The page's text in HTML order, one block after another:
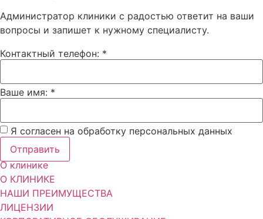
Администратор клиники с радостью ответит на ваши
вопросы и запишет к нужному специалисту.
Контактный телефон: *
Ваше имя: *
Я согласен на обработку персональных данных
Отправить
О клинике
О КЛИНИКЕ
НАШИ ПРЕИМУЩЕСТВА
ЛИЦЕНЗИИ